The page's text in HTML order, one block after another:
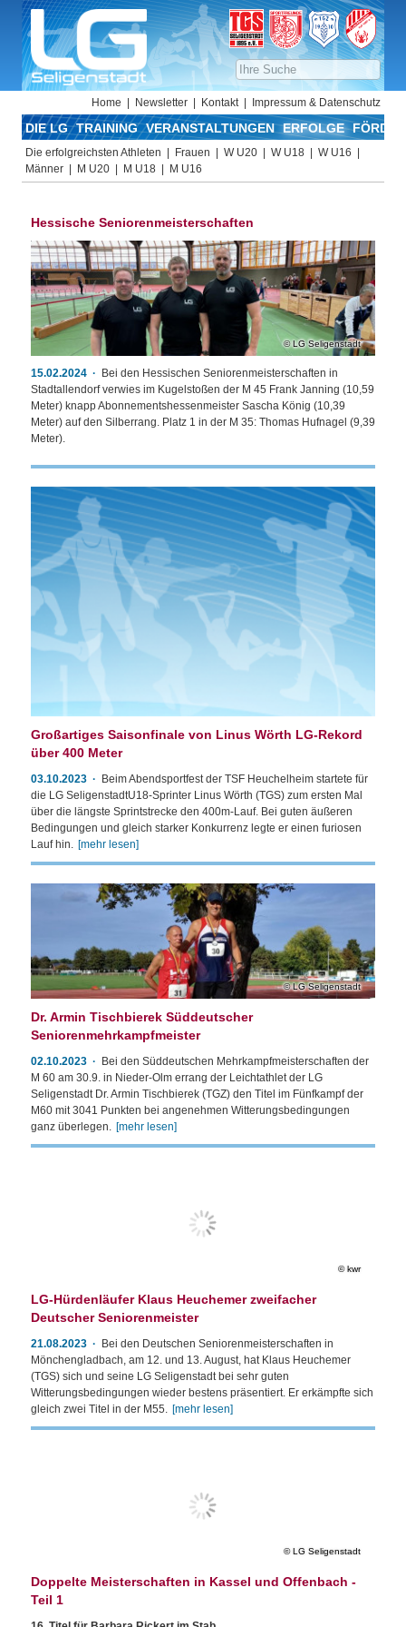
Home Newsletter Kontakt Impressum & Datenschutz
DIE LG TRAINING VERANSTALTUNGEN ERFOLGE
Die erfolgreichsten Athleten Frauen W U20 W U18
W U16
Männer
M U20 M U18 M U16
Hessische Seniorenmeisterschaften
LG Seligenstadt
15.02.2024
Bei den Hessischen Seniorenmeisterschaften in
Stadtallendorf verwies im Kugelstoßen der M 45 Frank Janning (10,59
Meter) knapp Abonnementshessenmeister Sascha König (10,39
Meter) auf den Silberrang. Platz 1 in der M 35: Thomas Hufnagel (9,39
Meter).
Großartiges Saisonfinale von Linus Wörth LG-Rekord
über 400 Meter
03.10.2023
Beim Abendsportfest der TSF Heuchelheim startete für
die LG SeligenstadtU18-Sprinter Linus Wörth (TGS) zum ersten Mal
über die längste Sprintstrecke den 400m-Lauf. Bei guten äußeren
Bedingungen und gleich starker Konkurrenz legte er einen furiosen
Lauf hin. [mehr lesen]
LG Seligenstadt
Dr. Armin Tischbierek Süddeutscher
Seniorenmehrkampfmeister
02.10.2023
Bei den Süddeutschen Mehrkampfmeisterschaften der
M 60 am 30.9. in Nieder-Olm errang der Leichtathlet der LG
Seligenstadt Dr. Armin Tischbierek (TGZ) den Titel im Fünfkampf der
M60 mit 3041 Punkten bei angenehmen Witterungsbedingungen
ganz überlegen. [mehr lesen]
kwr
LG-Hürdenläufer Klaus Heuchemer zweifacher
Deutscher Seniorenmeister
21.08.2023
Bei den Deutschen Seniorenmeisterschaften in
Mönchengladbach, am 12. und 13. August, hat Klaus Heuchemer
(TGS) sich und seine LG Seligenstadt bei sehr guten
Witterungsbedingungen wieder bestens präsentiert. Er erkämpfte sich
gleich zwei Titel in der M55. [mehr lesen]
LG Seligenstadt
Doppelte Meisterschaften in Kassel und Offenbach -
Teil 1